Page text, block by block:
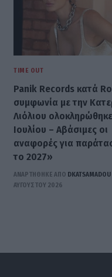
TIME OUT
Panik Records κατά
συμφωνία με την
Λιόλιου
Ιουλίου – Αβάσιμες οι
αναφορές για
το 2027»
ΑΝΑΡΤΗΘΗΚΕ ΑΠΟ DKATSAMADOU
ΑΥΓΟΎΣΤΟΥ 2026